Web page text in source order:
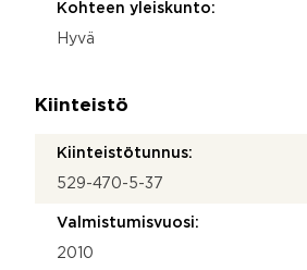
Kohteen yleiskunto:
Hyvä
Kiinteistö
Kiinteistötunnus:
529-470-5-37
Valmistumisvuosi:
2010